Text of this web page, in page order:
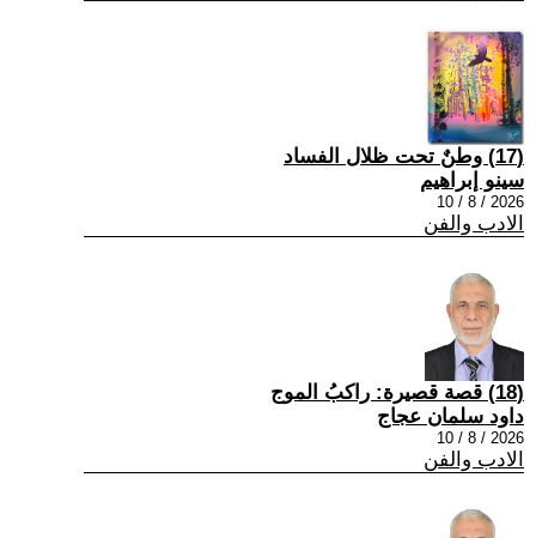
(17) وطنٌ تحت ظلال الفساد
سينو إبراهيم
2026 / 8 / 10
الادب والفن
(18) قصة قصيرة: راكبُ الموج
داود سلمان عجاج
2026 / 8 / 10
الادب والفن